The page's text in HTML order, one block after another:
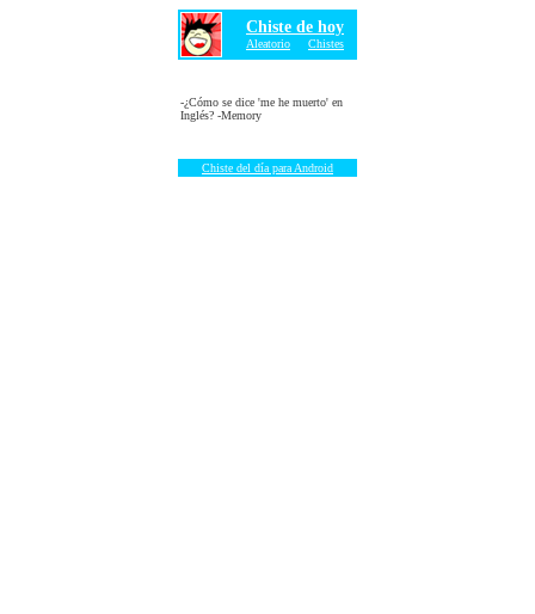
Chiste de hoy
Aleatorio Chistes
-¿Cómo se dice 'me he muerto' en
Inglés? -Memory
Chiste del día para Android